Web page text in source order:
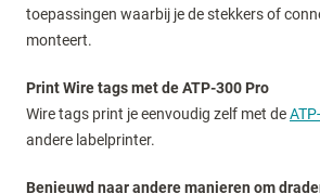
toepassingen waarbij je de stekkers of
monteert.
Print Wire tags met de ATP-300 Pro
Wire tags print je eenvoudig zelf met de
andere labelprinter.
Benieuwd naar andere manieren om